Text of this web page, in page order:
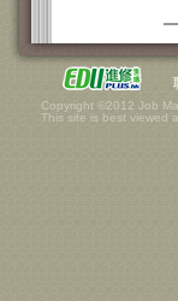
Copyright ©2012 Job
This site is best viewed